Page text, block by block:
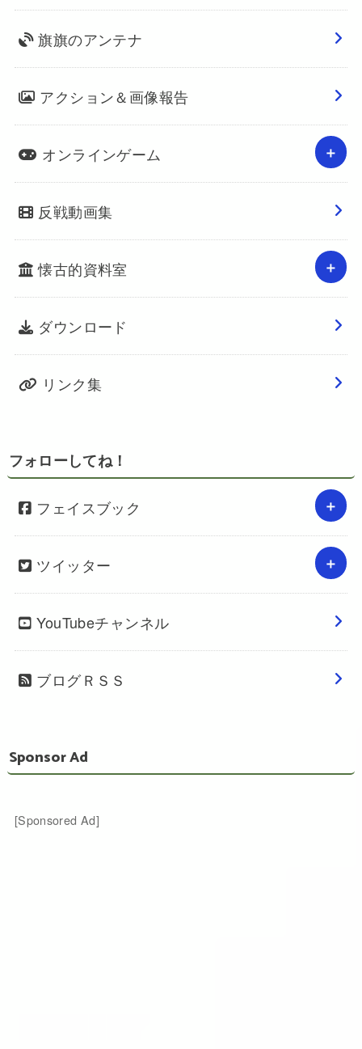
旗旗のアンテナ
アクション＆画像報告
オンラインゲーム
反戦動画集
懐古的資料室
ダウンロード
リンク集
フォローしてね！
フェイスブック
ツイッター
YouTubeチャンネル
ブログＲＳＳ
Sponsor Ad
[Sponsored Ad]